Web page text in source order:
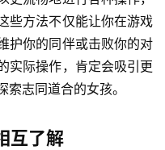
些方法不仅能让你在游戏
护你的同伴或击败你的对
实际操作，肯定会吸引更
志同道合的女孩。
互了解